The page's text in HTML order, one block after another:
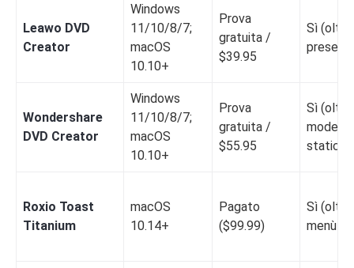
Leawo DVD
Creator
Windows
11/10/8/7;
macOS
10.10+
Prova
gratuita /
$39.95
Sì (oltre
preset)
Wondershare
DVD Creator
Windows
11/10/8/7;
macOS
10.10+
Prova
gratuita /
$55.95
Sì (oltre
modelli
statici/
Roxio Toast
Titanium
macOS
10.14+
Pagato
($99.99)
Sì (oltre
menù a